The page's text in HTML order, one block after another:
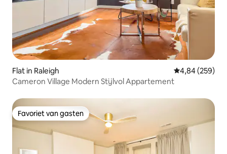
Flat in Raleigh Gemiddelde
4,84 (259)
Cameron Village Modern Stijlvol Appartement
Favoriet van gasten
Favoriet van gasten